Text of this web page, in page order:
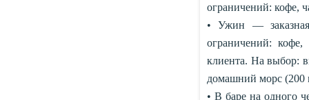
ограничений: кофе,
• Ужин —
ограничений:
клиента. На выбор:
домашний морс (200
• В баре на одного